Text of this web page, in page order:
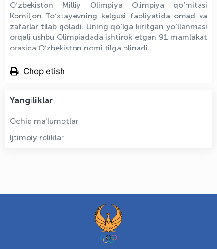
O‘zbekiston Milliy Olimpiya Olimpiya qo‘mitasi
Komiljon To‘xtayevning kelgusi faoliyatida omad va
zafarlar tilab qoladi. Uning qo‘lga kiritgan yo‘llanmasi
orqali ushbu Olimpiadada ishtirok etgan 91 mamlakat
orasida O‘zbekiston nomi tilga olinadi.
Chop etish
Yangiliklar
Ochiq ma'lumotlar
Ijtimoiy roliklar